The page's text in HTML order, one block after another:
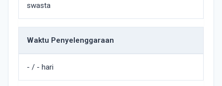
swasta
Waktu Penyelenggaraan
- / - hari